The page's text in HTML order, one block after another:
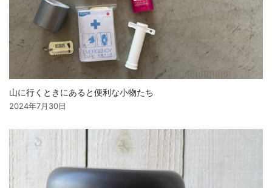
山に行くときにあると便利な小物たち
2024年7月30日